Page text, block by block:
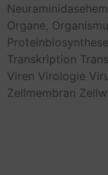
Organe,
Proteinbiosynthese
Transkription
Viren Virologie
Zellmembran